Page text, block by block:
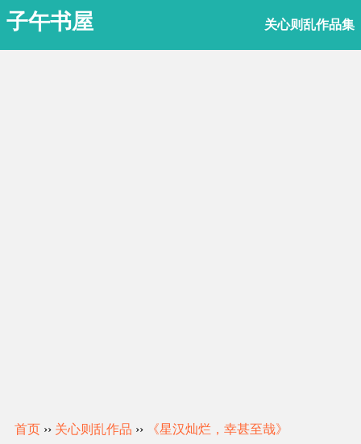
子午书屋 关心则乱作品集
首页 ›› 关心则乱作品 ›› 《星汉灿烂，幸甚至哉》